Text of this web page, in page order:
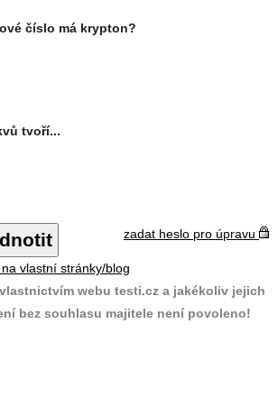
číslo má krypton?
tvoří...
zadat heslo pro úpravu
vlastní stránky/blog
webu testi.cz a jakékoliv jejich
bez souhlasu majitele není povoleno!